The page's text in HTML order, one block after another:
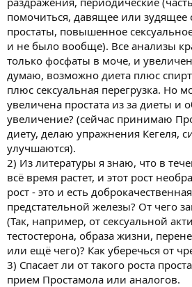
помочиться, давящее или
простаты, повышенное
и не было вообще). Все анализы
только фосфаты в моче, и
думаю, возможно диета плюс
плюс сексуальная перегрузка. Но
увеличена простата из за диеты и
увеличение? (сейчас принимаю
диету, делаю упражнения Кегеля,
улучшаются).
2) Из литературы я знаю, что в
всё время растет, и этот рост
рост - это и есть
предстательной железы? От чего
(Так, например, от сексуальной
тестостерона, образа жизни,
или ещё чего)? Как уберечься от
3) Спасает ли от такого роста
прием Простамола или аналогов.